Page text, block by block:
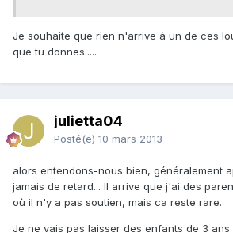
Je souhaite que rien n'arrive à un de ces
que tu donnes.....
julietta04
Posté(e) 10 mars 2013
alors entendons-nous bien, généralement
jamais de retard... Il arrive que j'ai des
où il n'y a pas soutien, mais ca reste rare.
Je ne vais pas laisser des enfants de 3